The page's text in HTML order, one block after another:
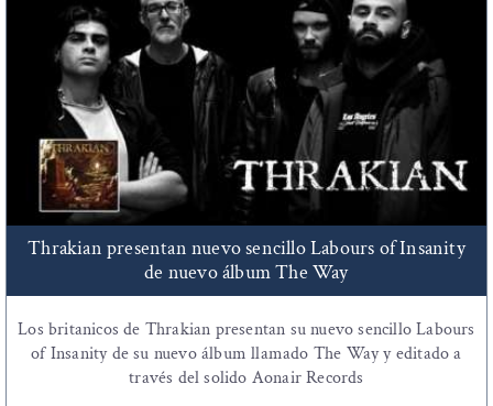
Thrakian presentan nuevo sencillo Labours of Insanity
de nuevo álbum The Way
Los britanicos de Thrakian presentan su nuevo sencillo Labours
of Insanity de su nuevo álbum llamado The Way y editado a
través del solido Aonair Records